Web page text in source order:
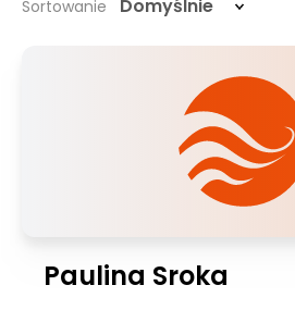
Sortowanie Domyślnie
Paulina Sroka